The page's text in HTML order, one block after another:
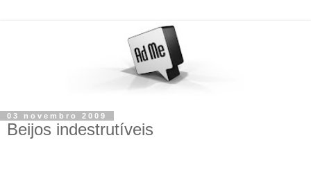
03 novembro 2009
Beijos indestrutíveis